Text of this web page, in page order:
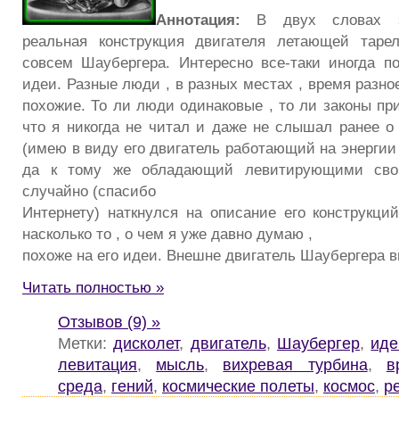
Аннотация: В двух словах
реальная конструкция двигателя летающей
совсем Шаубергера. Интересно все-таки иногда
идеи. Разные люди , в разных местах , время
похожие. То ли люди одинаковые , то ли законы
что я никогда не читал и даже не слышал ранее о
(имею в виду его двигатель работающий на
да к тому же обладающий левитирующими
случайно (спасибо
Интернету) наткнулся на описание его
насколько то , о чем я уже давно думаю ,
похоже на его идеи. Внешне двигатель Шаубергера
Читать полностью »
Отзывов (9) »
Метки:дисколет, двигатель, Шаубергер,
левитация, мысль, вихревая турбина,
среда, гений, космические полеты, космос,